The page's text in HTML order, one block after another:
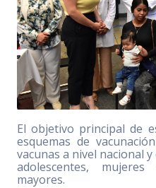
El objetivo principal de
esquemas de
vacunas a nivel nacional
adolescentes,
mayores.